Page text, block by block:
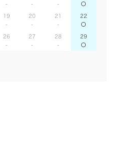
19 20 21 22
26 27 28 29